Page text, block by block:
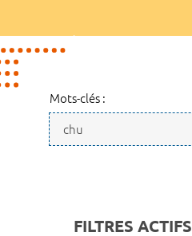
Mots-clés :
FILTRES ACTIFS